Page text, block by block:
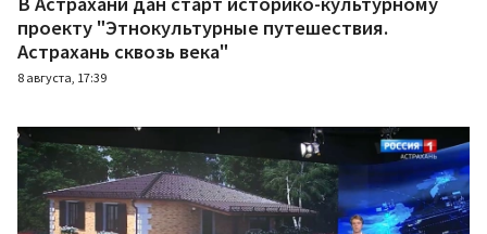
проекту "Этнокультурные путешествия.
Астрахань сквозь века"
8 августа, 17:39